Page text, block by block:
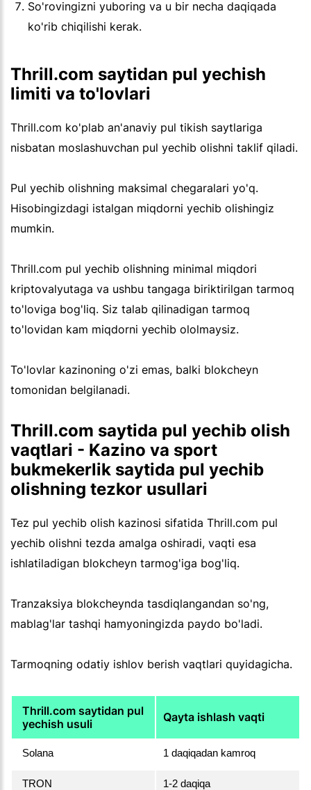
So'rovingizni yuboring va u bir necha daqiqada
ko'rib chiqilishi kerak.
Thrill.com saytidan pul yechish
limiti va to'lovlari
Thrill.com ko'plab an'anaviy pul tikish saytlariga
nisbatan moslashuvchan pul yechib olishni taklif qiladi.
Pul yechib olishning maksimal chegaralari yo'q.
Hisobingizdagi istalgan miqdorni yechib olishingiz
mumkin.
Thrill.com pul yechib olishning minimal miqdori
kriptovalyutaga va ushbu tangaga biriktirilgan tarmoq
to'loviga bog'liq. Siz talab qilinadigan tarmoq
to'lovidan kam miqdorni yechib ololmaysiz.
To'lovlar kazinoning o'zi emas, balki blokcheyn
tomonidan belgilanadi.
Thrill.com saytida pul yechib olish
vaqtlari - Kazino va sport
bukmekerlik saytida pul yechib
olishning tezkor usullari
Tez pul yechib olish kazinosi sifatida Thrill.com pul
yechib olishni tezda amalga oshiradi, vaqti esa
ishlatiladigan blokcheyn tarmog'iga bog'liq.
Tranzaksiya blokcheynda tasdiqlangandan so'ng,
mablag'lar tashqi hamyoningizda paydo bo'ladi.
Tarmoqning odatiy ishlov berish vaqtlari quyidagicha.
Thrill.com saytidan pul
yechish usuli
Qayta ishlash vaqti
Solana 1 daqiqadan kamroq
TRON 1-2 daqiqa